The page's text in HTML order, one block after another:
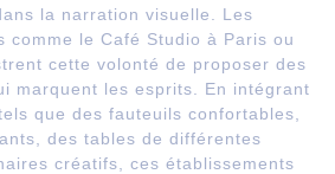
la narration visuelle. Les
comme le Café Studio à Paris ou
cette volonté de proposer des
marquent les esprits. En intégrant
que des fauteuils confortables,
des tables de différentes
créatifs, ces établissements